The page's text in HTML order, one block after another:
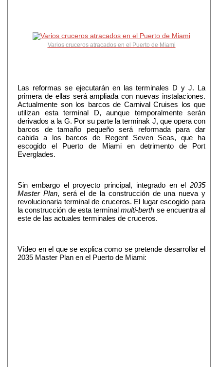
Varios cruceros atracados en el Puerto de Miami
Las reformas se ejecutarán en las terminales D y J. La
primera de ellas será ampliada con nuevas instalaciones.
Actualmente son los barcos de Carnival Cruises los que
utilizan esta terminal D, aunque temporalmente serán
derivados a la G. Por su parte la terminak J, que opera con
barcos de tamaño pequeño será reformada para dar
cabida a los barcos de Regent Seven Seas, que ha
escogido el Puerto de Miami en detrimento de Port
Everglades.
Sin embargo el proyecto principal, integrado en el 2035
Master Plan, será el de la construcción de una nueva y
revolucionaria terminal de cruceros. El lugar escogido para
la construcción de esta terminalmulti-berth se encuentra al
este de las actuales terminales de cruceros.
Vídeo en el que se explica como se pretende desarrollar el
2035 Master Plan en el Puerto de Miami: